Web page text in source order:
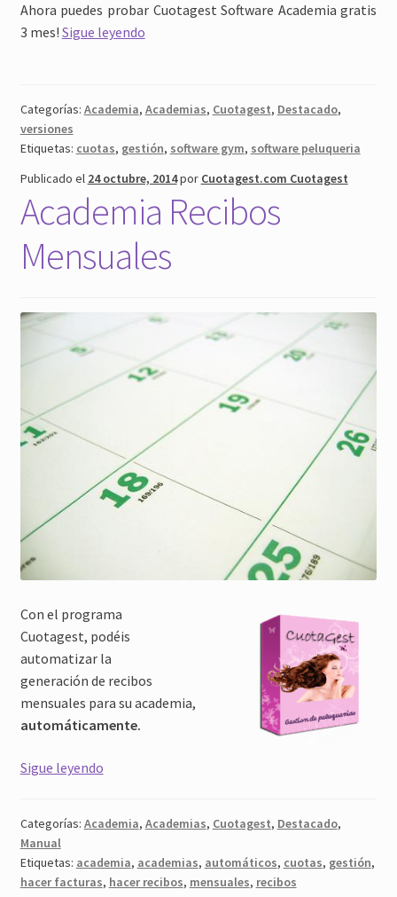
Ahora puedes probar Cuotagest Software Academia gratis
3 mes! Sigue leyendoSoftware
Categorías: Academia, Academias, Cuotagest, Destacado,
versiones
Etiquetas: cuotas, gestión, software gym, software peluqueria
Publicado el 24 octubre, 2014por Cuotagest.com Cuotagest
Academia Recibos
Mensuales
Con el programa
Cuotagest, podéis
automatizar la
generación de recibos
mensuales para su academia,
automáticamente.
Sigue leyendoAcademia
Categorías: Academia, Academias, Cuotagest, Destacado,
Manual
Etiquetas: academia, academias, automáticos, cuotas, gestión,
hacer facturas, hacer recibos, mensuales, recibos